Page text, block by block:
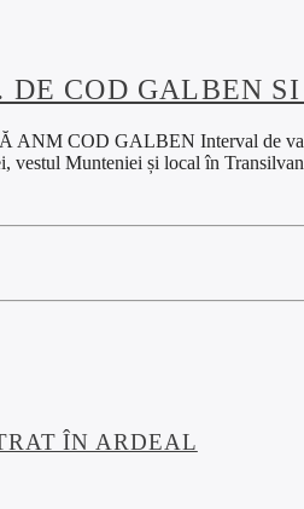
COD GALBEN
COD GALBEN Interval de
vestul Munteniei și local în
ÎN ARDEAL